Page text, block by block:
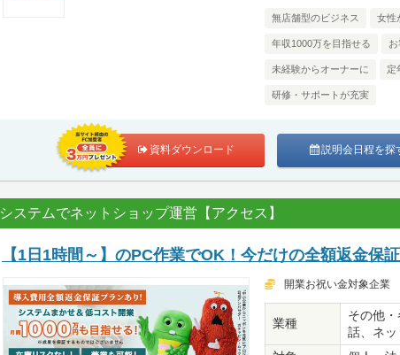
無店舗型のビジネス 女性
年収1000万を目指せる
未経験からオーナーに 定
研修・サポートが充実
資料ダウンロード 説明会日程を探
システムでネットショップ運営【アクセス】
【1日1時間～】のPC作業でOK！今だけの全額返金保
開業お祝い金対象企業
業種
その他
話、ネ